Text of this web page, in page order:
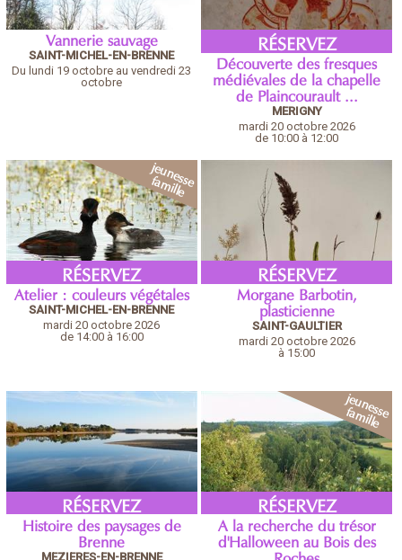
Vannerie sauvage
SAINT-MICHEL-EN-BRENNE
Du lundi 19 octobre au vendredi 23
octobre
RÉSERVEZ
Découverte des fresques
médiévales de la chapelle
de Plaincourault ...
MERIGNY
mardi 20 octobre 2026
de 10:00 à 12:00
RÉSERVEZ
Atelier : couleurs végétales
SAINT-MICHEL-EN-BRENNE
mardi 20 octobre 2026
de 14:00 à 16:00
RÉSERVEZ
Morgane Barbotin,
plasticienne
SAINT-GAULTIER
mardi 20 octobre 2026
à 15:00
RÉSERVEZ
Histoire des paysages de
Brenne
MEZIERES-EN-BRENNE
RÉSERVEZ
A la recherche du trésor
d'Halloween au Bois des
Roches